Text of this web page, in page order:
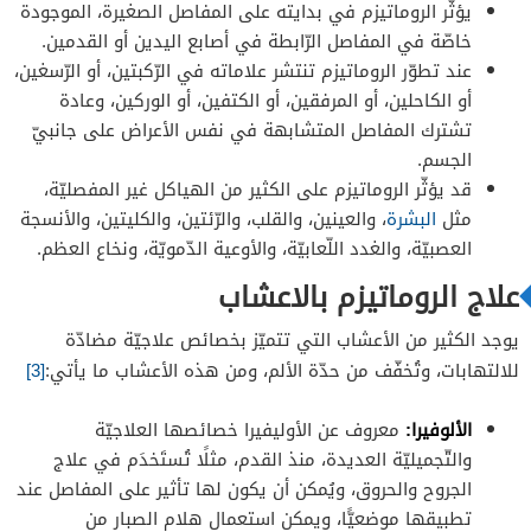
يؤثّر الروماتيزم في بدايته على المفاصل الصغيرة، الموجودة
خاصّة في المفاصل الرّابطة في أصابع اليدين أو القدمين.
عند تطوّر الروماتيزم تنتشر علاماته في الرّكبتين، أو الرّسغين،
أو الكاحلين، أو المرفقين، أو الكتفين، أو الوركين، وعادة
تشترك المفاصل المتشابهة في نفس الأعراض على جانبيّ
الجسم.
قد يؤثّر الروماتيزم على الكثير من الهياكل غير المفصليّة،
مثل البشرة، والعينين، والقلب، والرّئتين، والكليتين، والأنسجة
العصبيّة، والغدد اللّعابيّة، والأوعية الدّمويّة، ونخاع العظم.
علاج الروماتيزم بالاعشاب
يوجد الكثير من الأعشاب التي تتميّز بخصائص علاجيّة مضادّة
للالتهابات، وتُخفّف من حدّة الألم، ومن هذه الأعشاب ما يأتي:[3]
الألوفيرا: معروف عن الأوليفيرا خصائصها العلاجيّة
والتّجميليّة العديدة، منذ القدم، مثلًا تُستَخدَم في علاج
الجروح والحروق، ويُمكن أن يكون لها تأثير على المفاصل عند
تطبيقها موضعيًّا، ويمكن استعمال هلام الصبار من